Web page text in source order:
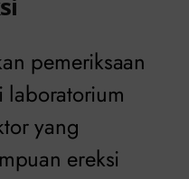
pemeriksaan
yang
ereksi